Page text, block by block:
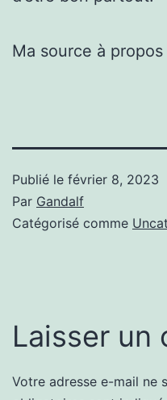
Ma source à propos
Publié le février 8, 2023
Par Gandalf
Catégorisé comme
Laisser un
Votre adresse e-mail ne